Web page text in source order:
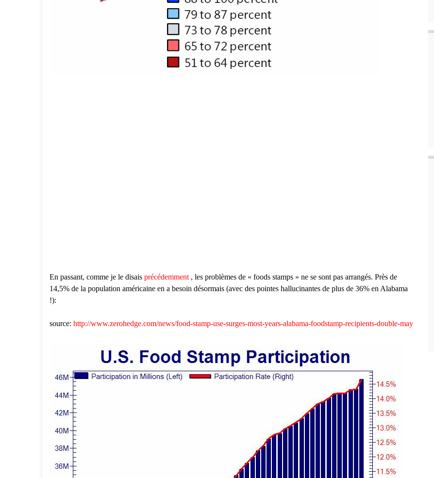
En passant, comme je le disais précédemment , les problèmes de « foods stamps » ne se sont pas arrangés. Près de
14,5% de la population américaine en a besoin désormais (avec des pointes hallucinantes de plus de 36% en Alabama
!):
source: http://www.zerohedge.com/news/food-stamp-use-surges-most-years-alabama-foodstamp-recipients-double-may